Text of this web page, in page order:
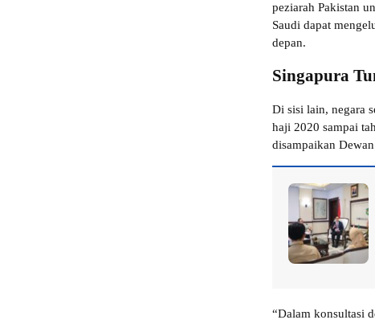
peziarah Pakistan
Saudi dapat
depan.
Singapura
Di sisi lain, negara
haji 2020 sampai
disampaikan
“Dalam konsultasi